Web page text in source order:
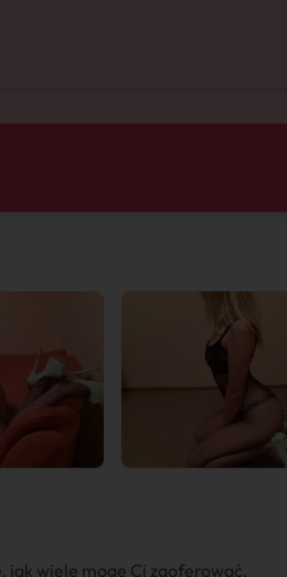
jak wiele mogę Ci zaoferować.